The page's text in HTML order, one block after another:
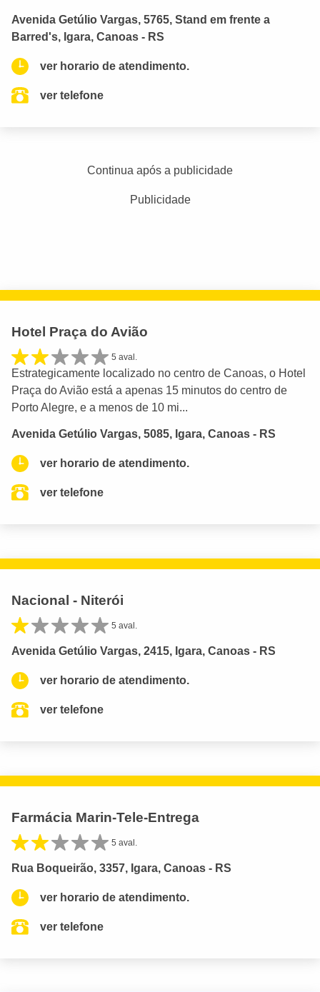
Avenida Getúlio Vargas, 5765, Stand em frente a
Barred's, Igara, Canoas - RS
ver horario de atendimento.
ver telefone
Continua após a publicidade
Publicidade
Hotel Praça do Avião
5 aval.
Estrategicamente localizado no centro de Canoas, o Hotel
Praça do Avião está a apenas 15 minutos do centro de
Porto Alegre, e a menos de 10 mi...
Avenida Getúlio Vargas, 5085, Igara, Canoas - RS
ver horario de atendimento.
ver telefone
Nacional - Niterói
5 aval.
Avenida Getúlio Vargas, 2415, Igara, Canoas - RS
ver horario de atendimento.
ver telefone
Farmácia Marin-Tele-Entrega
5 aval.
Rua Boqueirão, 3357, Igara, Canoas - RS
ver horario de atendimento.
ver telefone